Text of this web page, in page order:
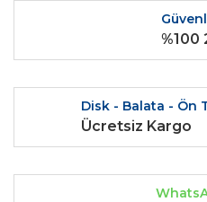
%100
Disk - Balata - Ön
Ücretsiz Kargo